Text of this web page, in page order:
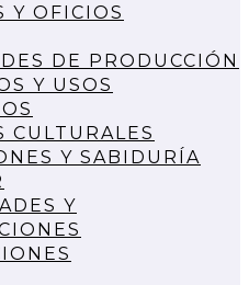
Y OFICIOS
DE PRODUCCIÓN
Y USOS
CULTURALES
Y SABIDURÍA
Y